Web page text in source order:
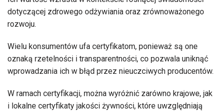
dotyczącej zdrowego odżywiania oraz zrównoważonego
rozwoju.
Wielu konsumentów ufa certyfikatom, ponieważ są one
oznaką rzetelności i transparentności, co pozwala uniknąć
wprowadzania ich w błąd przez nieuczciwych producentów.
W ramach certyfikacji, można wyróżnić zarówno krajowe, jak
i lokalne certyfikaty jakości żywności, które uwzględniają